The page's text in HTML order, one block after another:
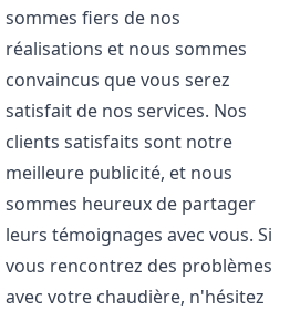
sommes fiers de nos
réalisations et nous sommes
convaincus que vous serez
satisfait de nos services. Nos
clients satisfaits sont notre
meilleure publicité, et nous
sommes heureux de partager
leurs témoignages avec vous. Si
vous rencontrez des problèmes
avec votre chaudière, n'hésitez